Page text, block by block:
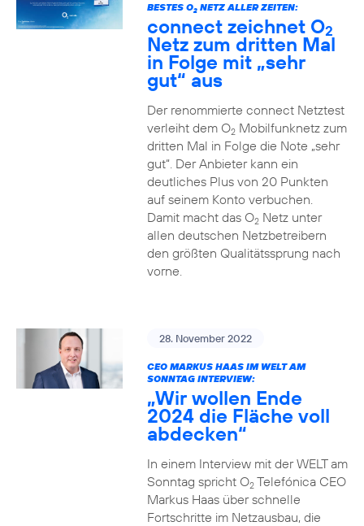
BESTES O2NETZ ALLER ZEITEN:
connect zeichnet O2
Netz zum dritten Mal
in Folge mit „sehr
gut“ aus
Der renommierte connect Netztest
verleiht dem O2Mobilfunknetz zum
dritten Mal in Folge die Note „sehr
gut“. Der Anbieter kann ein
deutliches Plus von 20 Punkten
auf seinem Konto verbuchen.
Damit macht das O2Netz unter
allen deutschen Netzbetreibern
den größten Qualitätssprung nach
vorne.
28. November 2022
CEO MARKUS HAAS IM WELT AM
SONNTAG INTERVIEW:
„Wir wollen Ende
2024 die Fläche voll
abdecken“
In einem Interview mit der WELT am
Sonntag spricht O2Telefónica CEO
Markus Haas über schnelle
Fortschritte im Netzausbau, die